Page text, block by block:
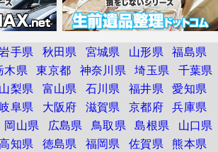
手県 秋田県 宮城県 山形県 福島県
木県 東京都 神奈川県 埼玉県
千葉県
山梨県 富山県 石川県 福井県 愛知県
阜県 大阪府 滋賀県 京都府 兵庫県
岡山県 広島県 鳥取県 島根県
山口県
知県 徳島県 福岡県 佐賀県
熊本県